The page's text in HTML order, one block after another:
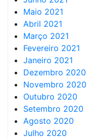
Maio 2021
Abril 2021
Março 2021
Fevereiro 2021
Janeiro 2021
Dezembro 2020
Novembro 2020
Outubro 2020
Setembro 2020
Agosto 2020
Julho 2020